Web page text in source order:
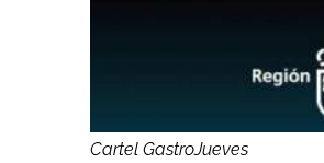
Cartel GastroJueves